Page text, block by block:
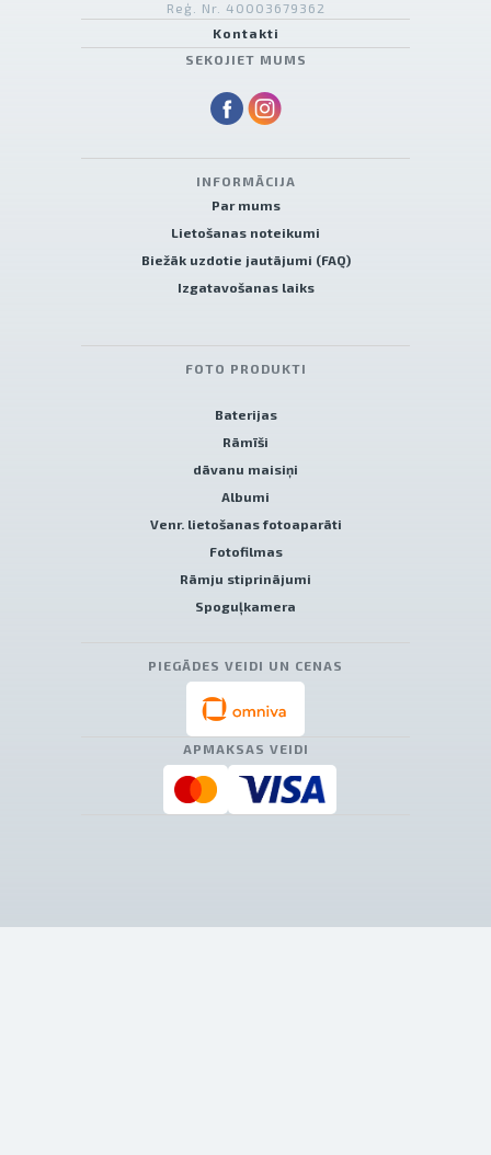
Reģ. Nr. 40003679362
Kontakti
SEKOJIET MUMS
INFORMĀCIJA
Par mums
Lietošanas noteikumi
Biežāk uzdotie jautājumi (FAQ)
Izgatavošanas laiks
FOTO PRODUKTI
Baterijas
Rāmīši
dāvanu maisiņi
Albumi
Venr. lietošanas fotoaparāti
Fotofilmas
Rāmju stiprinājumi
Spoguļkamera
PIEGĀDES VEIDI UN CENAS
APMAKSAS VEIDI